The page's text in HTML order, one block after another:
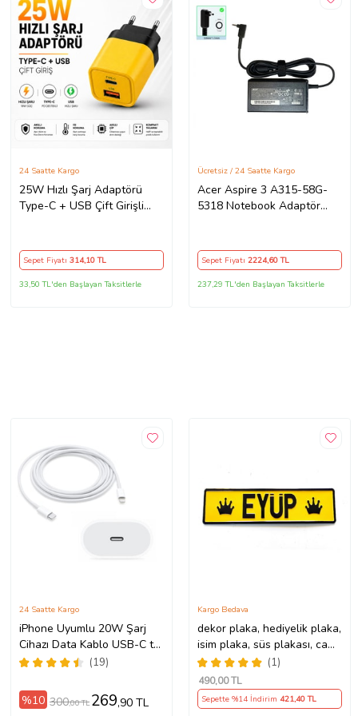
25W Hızlı Şarj Adaptörü
Type-C + USB Çift Girişli
24 Saatte Kargo
Sepet Fiyatı 314,10 TL
33,50 TL'den Başlayan Taksitlerle
Acer Aspire 3 A315-58G-
5318 Notebook Adaptör
Ücretsiz / 24 Saatte Kargo
Sepet Fiyatı 2224,60 TL
237,29 TL'den Başlayan Taksitlerle
iPhone Uyumlu 20W Şarj
Cihazı Data Kablo USB-C to
Lightning Cable(19)
24 Saatte Kargo
%10 300,00 TL 269,90 TL
dekor plaka, hediyelik plaka,
isim plaka, süs plakası, cam
önü plakası, tırcı plakası
(Sarı-Siyah)
(1)
Kargo Bedava
490,00 TL
Sepette %14 İndirim 421,40 TL